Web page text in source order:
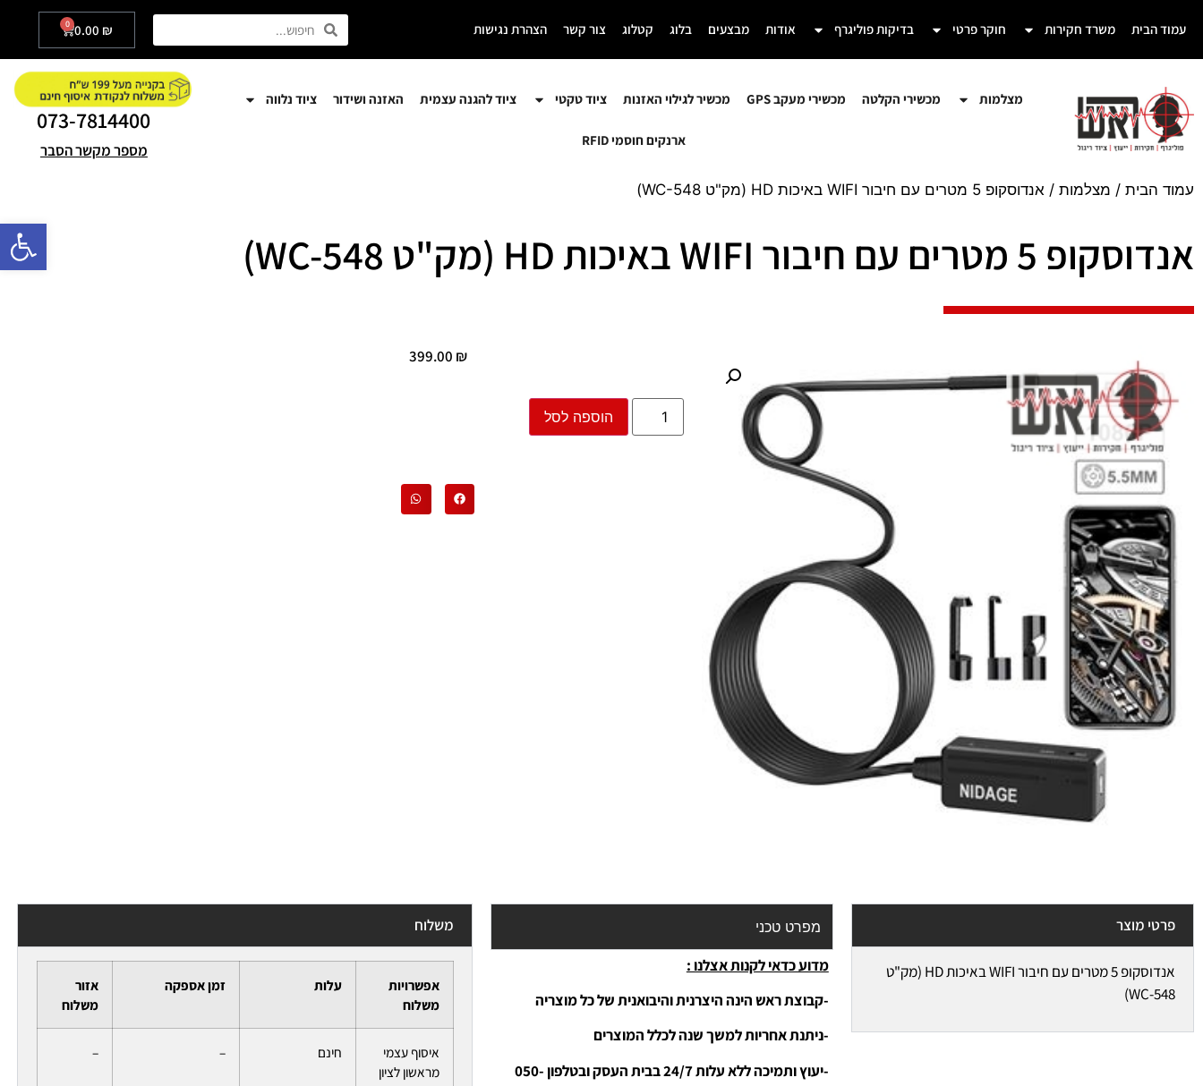
פתח
עמוד הבית משרד חקירות חוקר פרטי בדיקות פוליגרף אודות מבצעים בלוג קטלוג צור קשר הצהרת נגישות 0.00 ₪
0
מצלמות מכשירי הקלטה מכשירי מעקב GPS מכשיר לגילוי האזנות ציוד טקטי ציוד להגנה עצמית האזנה ושידור ציוד נלווה
ארנקים חוסמי RFID
073-7814400
מספר מקשר הסבר
עמוד הבית / מצלמות / אנדוסקופ 5 מטרים עם חיבור WIFI באיכות HD (מק"ט WC-548)
אנדוסקופ 5 מטרים עם חיבור WIFI באיכות HD (מק"ט WC-548)
399.00 ₪
הוספה לסל
פרטי מוצר
אנדוסקופ 5 מטרים עם חיבור WIFI באיכות HD (מק"ט
WC-548)
מפרט טכני
מדוע כדאי לקנות אצלנו :
-קבוצת ראש הינה היצרנית והיבואנית של כל מוצריה
-ניתנת אחריות למשך שנה לכלל המוצרים
-יעוץ ותמיכה ללא עלות 24/7 בבית העסק ובטלפון 050-
משלוח
אפשרויות
משלוח
עלות זמן אספקה
אזור
משלוח
איסוף עצמי
מראשון לציון
חינם –
–